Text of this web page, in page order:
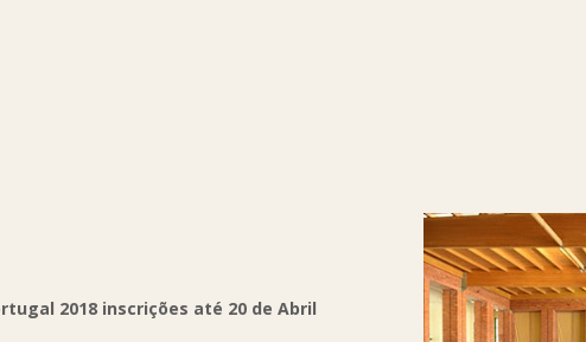
2018 inscrições até 20 de Abril